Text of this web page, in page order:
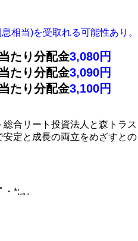
相当)を受取れる可能性あり
たり分配金3,080円
たり分配金3,090円
たり分配金3,100円
合リート投資法人と森ト
定と成長の両立をめざすとの
・*:.｡.